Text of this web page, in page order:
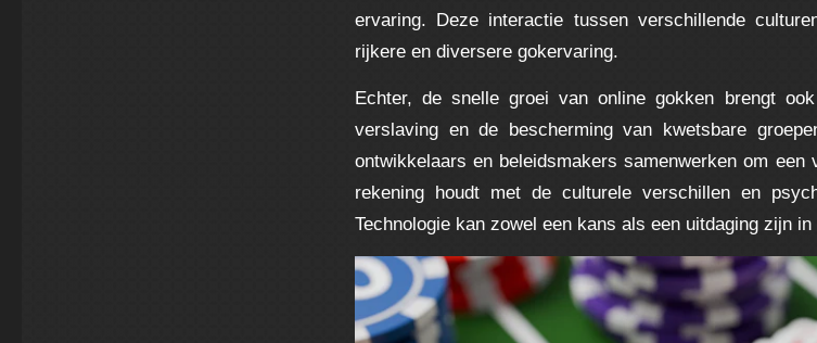
ervaring. Deze interactie tussen verschillende
rijkere en diversere gokervaring.
Echter, de snelle groei van online gokken brengt
verslaving en de bescherming van kwetsbare
ontwikkelaars en beleidsmakers samenwerken om een
rekening houdt met de culturele verschillen en
Technologie kan zowel een kans als een uitdaging zijn